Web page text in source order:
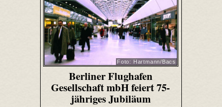
Foto: Hartmann/Bacs
Berliner Flughafen
Gesellschaft mbH feiert 75-
jähriges Jubiläum